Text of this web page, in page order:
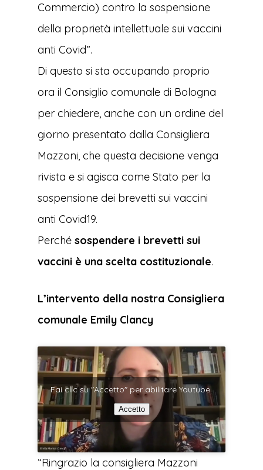
Commercio) contro la sospensione
della proprietà intellettuale sui vaccini
anti Covid”.
Di questo si sta occupando proprio
ora il Consiglio comunale di Bologna
per chiedere, anche con un ordine del
giorno presentato dalla Consigliera
Mazzoni, che questa decisione venga
rivista e si agisca come Stato per la
sospensione dei brevetti sui vaccini
anti Covid19.
Perché sospendere i brevetti sui
vaccini è una scelta costituzionale.
L’intervento della nostra Consigliera
comunale Emily Clancy
Fai clic su "Accetto" per abilitare Youtube
Accetto
“Ringrazio la consigliera Mazzoni